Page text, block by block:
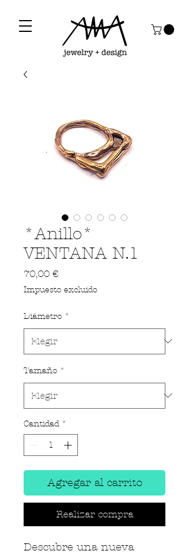
*Anillo*
VENTANA N.1
70,00 €Precio
Impuesto excluido
Diámetro *
Tamaño *
Cantidad *
Agregar al carrito
Realizar compra
Descubre una nueva